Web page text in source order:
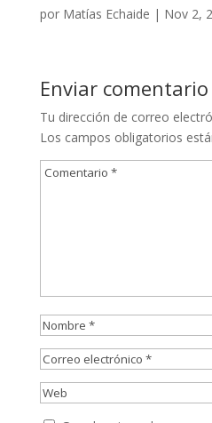
por Matías Echaide | Nov 2,
Enviar comentario
Tu dirección de correo
Los campos obligatorios